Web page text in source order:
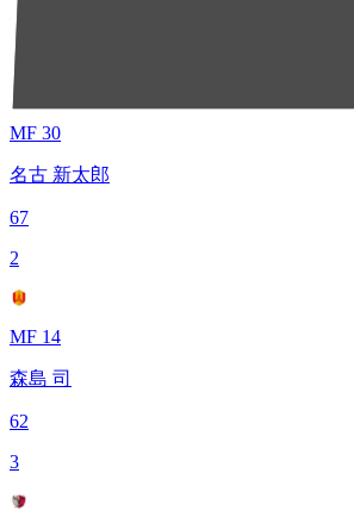
成績
1
MF 30
名古 新太郎
67
2
MF 14
森島 司
62
3